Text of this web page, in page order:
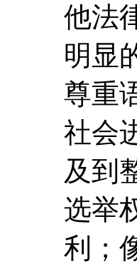
他法
明显
尊重
社会
及到
选举
利；